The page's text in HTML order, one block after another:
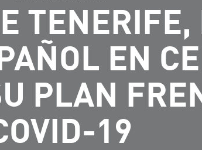
TENERIFE,
EN
PLAN
19